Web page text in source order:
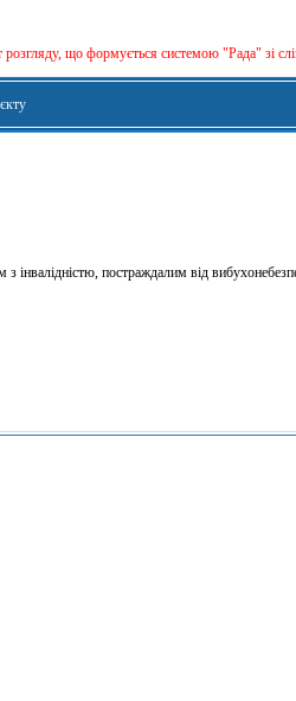
розгляду, що формується сиcтемою "Рада" зі
інвалідністю, постраждалим від